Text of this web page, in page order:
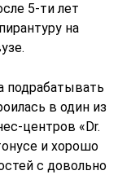
5-ти лет
на
подрабатывать
в один из
центров «Dr.
и хорошо
с довольно